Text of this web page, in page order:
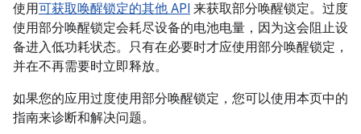
使用可获取唤醒锁定的其他 API 来获取部分唤醒锁定。过度
使用部分唤醒锁定会耗尽设备的电池电量，因为这会阻止设
备进入低功耗状态。只有在必要时才应使用部分唤醒锁定，
并在不再需要时立即释放。
如果您的应用过度使用部分唤醒锁定，您可以使用本页中的
指南来诊断和解决问题。